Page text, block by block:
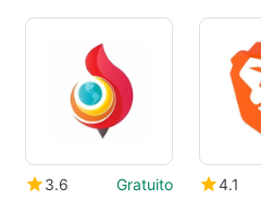
3.6 Gratuito 4.1